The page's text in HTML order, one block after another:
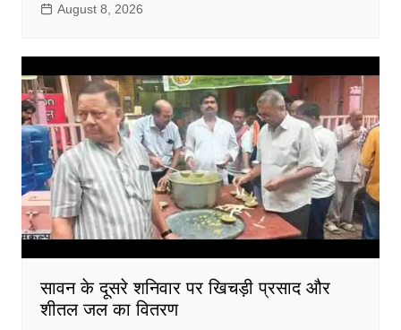
August 8, 2026
सावन के दूसरे शनिवार पर खिचड़ी प्रसाद और
शीतल जल का वितरण